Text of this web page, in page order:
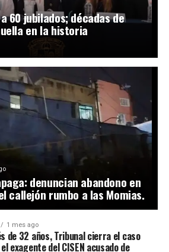
60 jubilados; décadas de
en la historia
denuncian abandono en
callejón rumbo a las Momias.
1 mes ago
de 32 años, Tribunal cierra el caso
exagente del CISEN acusado de